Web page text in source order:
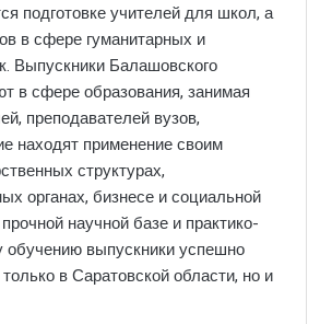
подготовке учителей для школ, а
в сфере гуманитарных и
Выпускники Балашовского
в сфере образования, занимая
преподавателей вузов,
находят применение своим
структурах,
органах, бизнесе и социальной
научной базе и практико-
обучению выпускники успешно
в Саратовской области, но и